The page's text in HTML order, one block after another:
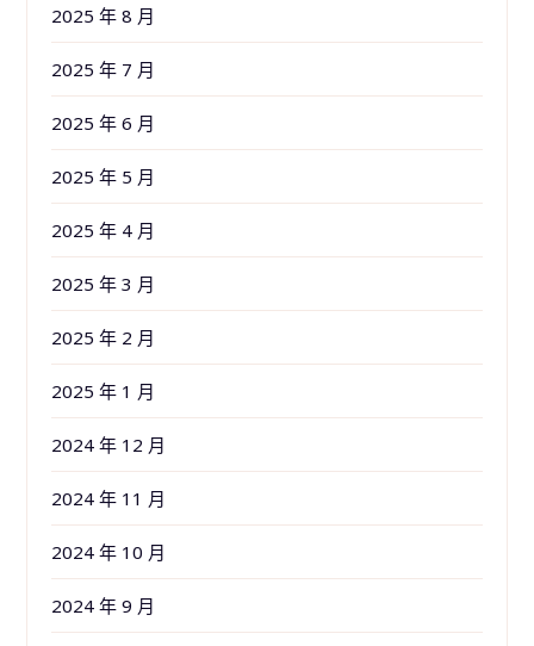
2025 年 8 月
2025 年 7 月
2025 年 6 月
2025 年 5 月
2025 年 4 月
2025 年 3 月
2025 年 2 月
2025 年 1 月
2024 年 12 月
2024 年 11 月
2024 年 10 月
2024 年 9 月